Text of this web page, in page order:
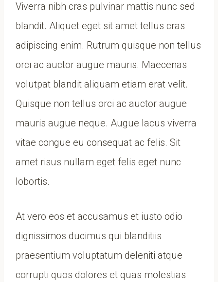
Viverra nibh cras pulvinar mattis nunc sed
blandit. Aliquet eget sit amet tellus cras
adipiscing enim. Rutrum quisque non tellus
orci ac auctor augue mauris. Maecenas
volutpat blandit aliquam etiam erat velit.
Quisque non tellus orci ac auctor augue
mauris augue neque. Augue lacus viverra
vitae congue eu consequat ac felis. Sit
amet risus nullam eget felis eget nunc
lobortis.
At vero eos et accusamus et iusto odio
dignissimos ducimus qui blanditiis
praesentium voluptatum deleniti atque
corrupti quos dolores et quas molestias